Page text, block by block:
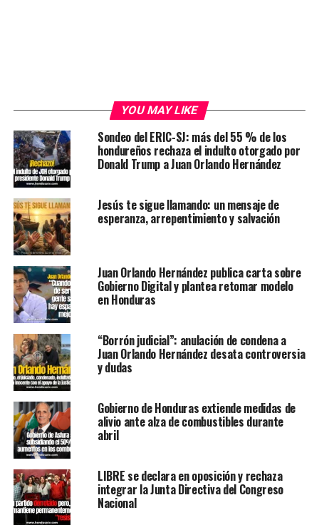
YOU MAY LIKE
Sondeo del ERIC-SJ: más del 55 % de los
hondureños rechaza el indulto otorgado por
Donald Trump a Juan Orlando Hernández
Jesús te sigue llamando: un mensaje de
esperanza, arrepentimiento y salvación
Juan Orlando Hernández publica carta sobre
Gobierno Digital y plantea retomar modelo
en Honduras
“Borrón judicial”: anulación de condena a
Juan Orlando Hernández desata controversia
y dudas
Gobierno de Honduras extiende medidas de
alivio ante alza de combustibles durante
abril
LIBRE se declara en oposición y rechaza
integrar la Junta Directiva del Congreso
Nacional